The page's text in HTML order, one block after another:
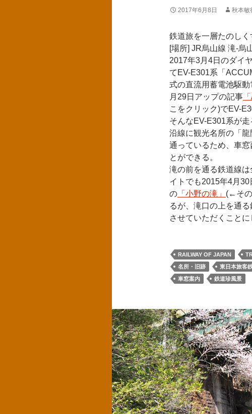
2017年6月8日 秋本敏
鉄道旅を一層たのしく
[場所] JR烏山線 滝-烏
2017年3月4日のダイ
てEV-E301系「
式の直流用蓄電池駆
月29日アップの記事
こをクリック)でEV-
そんなEV-E301系が
沿線に観光名所の「
通っているため、車
とができる。
滝の前を通る鉄道線
イトでも2015年4月
の 「小野の滝」 (←その
るが、滝口の上を通
させていただくことに
RAILWAY OF JAPAN
名所・旧跡
東日本旅客
車窓案内
鉄道珍風景